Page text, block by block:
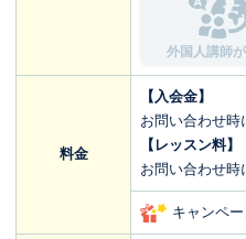
外国人講師
料金
【入会金】
お問い合わせ時
【レッスン料】
お問い合わせ時
キャンペー